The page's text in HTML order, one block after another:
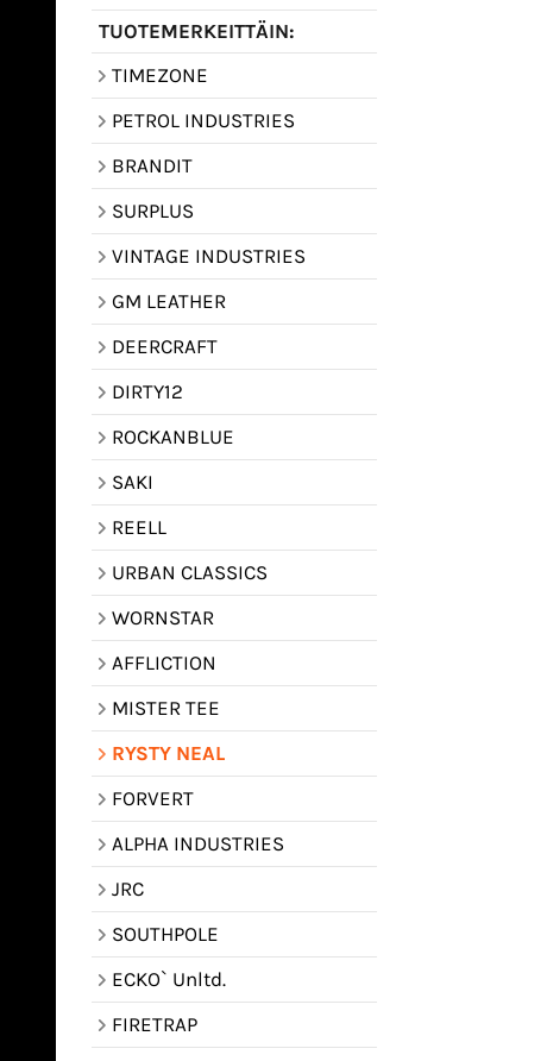
TUOTEMERKEITTÄIN:
TIMEZONE
PETROL INDUSTRIES
BRANDIT
SURPLUS
VINTAGE INDUSTRIES
GM LEATHER
DEERCRAFT
DIRTY12
ROCKANBLUE
SAKI
REELL
URBAN CLASSICS
WORNSTAR
AFFLICTION
MISTER TEE
RYSTY NEAL
FORVERT
ALPHA INDUSTRIES
JRC
SOUTHPOLE
ECKO` Unltd.
FIRETRAP